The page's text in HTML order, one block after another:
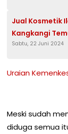
Jual Kosmetik
Kangkangi
Sabtu, 22 Juni 2024
Uraian
Meski sudah
diduga semua